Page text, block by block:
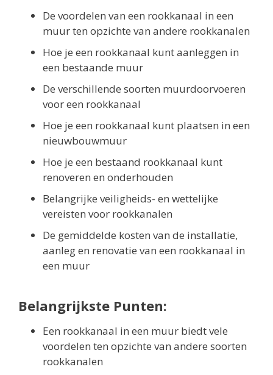
De voordelen van een rookkanaal in een
muur ten opzichte van andere rookkanalen
Hoe je een rookkanaal kunt aanleggen in
een bestaande muur
De verschillende soorten muurdoorvoeren
voor een rookkanaal
Hoe je een rookkanaal kunt plaatsen in een
nieuwbouwmuur
Hoe je een bestaand rookkanaal kunt
renoveren en onderhouden
Belangrijke veiligheids- en wettelijke
vereisten voor rookkanalen
De gemiddelde kosten van de installatie,
aanleg en renovatie van een rookkanaal in
een muur
Belangrijkste Punten:
Een rookkanaal in een muur biedt vele
voordelen ten opzichte van andere soorten
rookkanalen